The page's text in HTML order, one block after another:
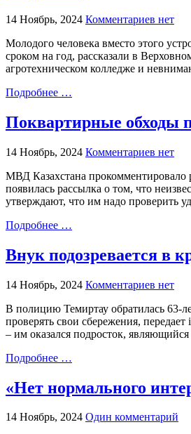
14 Ноябрь, 2024 Комментариев нет
Молодого человека вместо этого
сроком на год, рассказали в
агротехническом колледже и
Подробнее …
Поквартирные обходы
14 Ноябрь, 2024 Комментариев нет
МВД Казахстана прокомментировало
появилась рассылка о том, что
утверждают, что им надо проверить
Подробнее …
Внук подозревается в
14 Ноябрь, 2024 Комментариев нет
В полицию Темиртау обратилась 63-
проверять свои сбережения,
– им оказался подросток,
Подробнее …
«Нет нормального
14 Ноябрь, 2024 Один комментарий